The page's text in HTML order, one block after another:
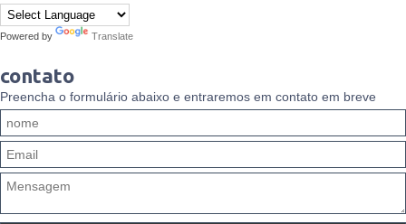
Powered by Translate
contato
Preencha o formulário abaixo e entraremos em contato em breve